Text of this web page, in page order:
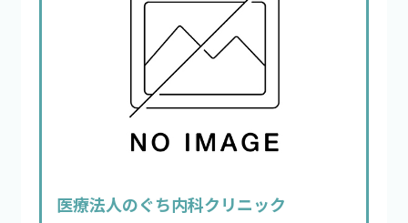
医療法人のぐち内科クリニック